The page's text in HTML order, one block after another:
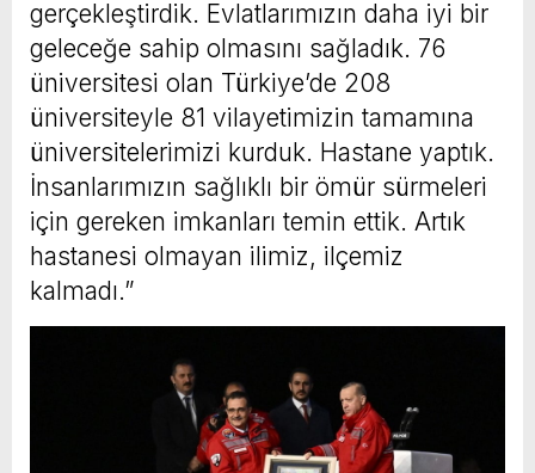
gerçekleştirdik. Evlatlarımızın daha iyi bir
geleceğe sahip olmasını sağladık. 76
üniversitesi olan Türkiye’de 208
üniversiteyle 81 vilayetimizin tamamına
üniversitelerimizi kurduk. Hastane yaptık.
İnsanlarımızın sağlıklı bir ömür sürmeleri
için gereken imkanları temin ettik. Artık
hastanesi olmayan ilimiz, ilçemiz
kalmadı.”